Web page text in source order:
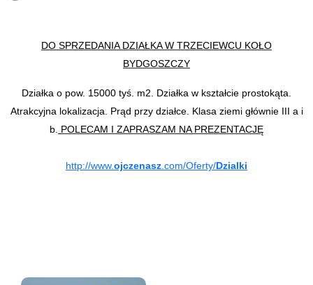
DO SPRZEDANIA DZIAŁKA W TRZECIEWCU KOŁO
BYDGOSZCZY
Działka o pow. 15000 tyś. m2. Działka w kształcie prostokąta.
Atrakcyjna lokalizacja. Prąd przy działce. Klasa ziemi głównie III a i
b. POLECAM I ZAPRASZAM NA PREZENTACJĘ
http://www.ojczenasz .com/Oferty/Dzialki